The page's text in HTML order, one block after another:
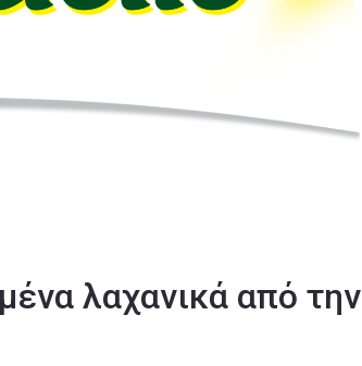
λαχανικά από την